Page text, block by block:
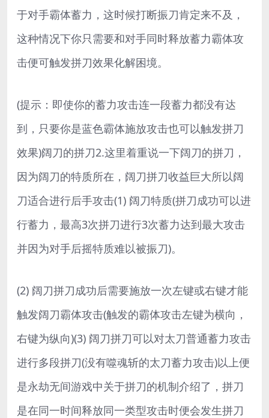
于对手霸体蓄力，这时候打断振刀肯定来不及，
这种情况下你只需要和对手同时释放蓄力霸体攻
击便可触发拼刀效果化解困境。
(提示：即使你的蓄力攻击连一段蓄力都没有达
到，只要你是蓝色霸体施放攻击也可以触发拼刀
效果)阔刀的拼刀2.这里着重说一下阔刀的拼刀，
因为阔刀的特质所在，阔刀拼刀收益巨大所以阔
刀适合进行后手攻击(1) 阔刀特质(拼刀成功可以进
行蓄力，最高3次拼刀进行3次蓄力达到最大攻击
并因为对手后摇特质难以被振刀)。
(2) 阔刀拼刀成功后需要施放一次左键或右键才能
触发阔刀霸体攻击(触发的霸体攻击左键为横向，
右键为纵向)(3) 阔刀拼刀可以对太刀普通蓄力攻击
进行多段拼刀(没有噬魂斩的太刀蓄力攻击)以上便
是永劫无间游戏中关于拼刀的机制介绍了，拼刀
是在同一时间释放同一类型攻击时便会发生拼刀